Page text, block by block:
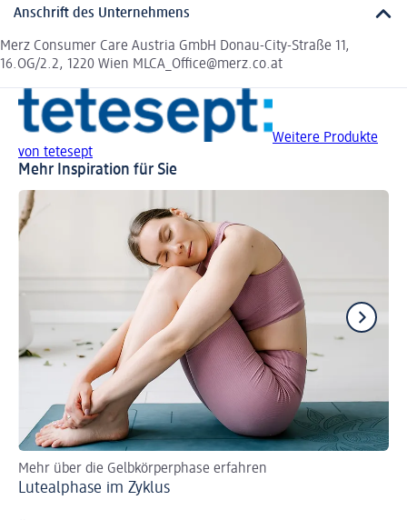
Anschrift des Unternehmens
Merz Consumer Care Austria GmbH Donau-City-Straße 11,
16.OG/2.2, 1220 Wien MLCA_Office@merz.co.at
Weitere Produkte
von tetesept
Mehr Inspiration für Sie
Mehr über die Gelbkörperphase erfahren
Lutealphase im Zyklus